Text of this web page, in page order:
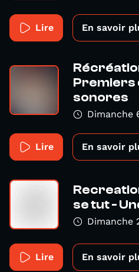
Lire En savoir
Premiers
sonores
Dimanche
Lire En savoir
se tut -
Dimanche
Lire En savoir